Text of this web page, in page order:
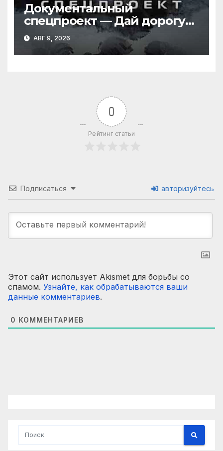
Документальный
спецпроект — Дай дорогу
дураку (09.08.2026)
АВГ 9, 2026
0
Рейтинг статьи
Подписаться авторизуйтесь
Этот сайт использует Akismet для борьбы со
спамом. Узнайте, как обрабатываются ваши
данные комментариев.
0 КОММЕНТАРИЕВ